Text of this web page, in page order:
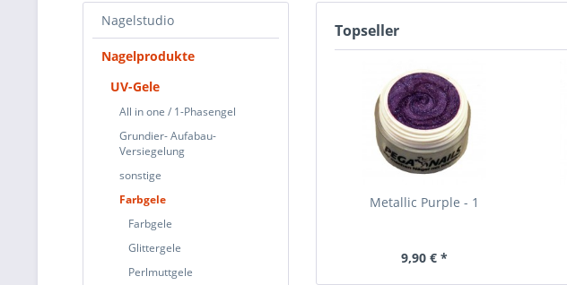
Nagelstudio
Nagelprodukte
UV-Gele
All in one / 1-Phasengel
Grundier- Aufabau-
Versiegelung
sonstige
Farbgele
Farbgele
Glittergele
Perlmuttgele
Topseller
Metallic Purple - 1
9,90 € *